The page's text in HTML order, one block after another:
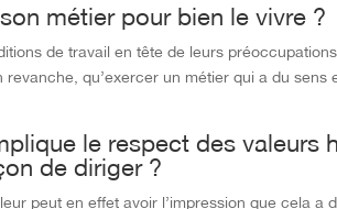
métier pour bien le vivre ?
de travail en tête de leurs
qu’exercer un métier qui a du
le respect des valeurs
de diriger ?
peut en effet avoir l’impression que cela a